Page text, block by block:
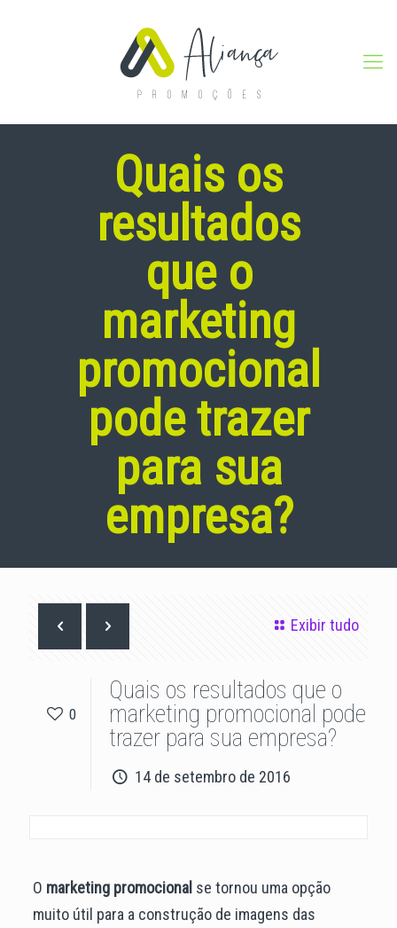
Quais os
resultados
que o
marketing
promocional
pode trazer
para sua
empresa?
Exibir tudo
0
Quais os resultados que o
marketing promocional pode
trazer para sua empresa?
14 de setembro de 2016
O marketing promocional se tornou uma opção
muito útil para a construção de imagens das